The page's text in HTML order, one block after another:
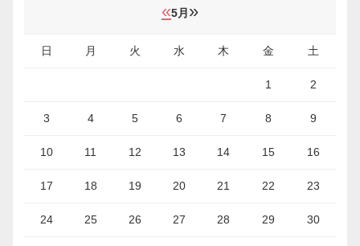
«5月 »
日 月 火 水 木 金 土
1 2
3 4 5 6 7 8 9
10 11 12 13 14 15 16
17 18 19 20 21 22 23
24 25 26 27 28 29 30